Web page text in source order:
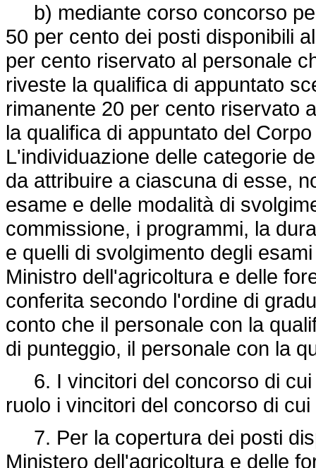
b) mediante corso concorso
50 per cento dei posti disponibili
per cento riservato al personale
riveste la qualifica di appuntato
rimanente 20 per cento riservato
la qualifica di appuntato del
L'individuazione delle categorie
da attribuire a ciascuna di esse,
esame e delle modalità di
commissione, i programmi, la
e quelli di svolgimento degli
Ministro dell'agricoltura e delle
conferita secondo l'ordine di
conto che il personale con la
di punteggio, il personale con la
6. I vincitori del concorso di cui
ruolo i vincitori del concorso di
7. Per la copertura dei posti
Ministero dell'agricoltura e delle